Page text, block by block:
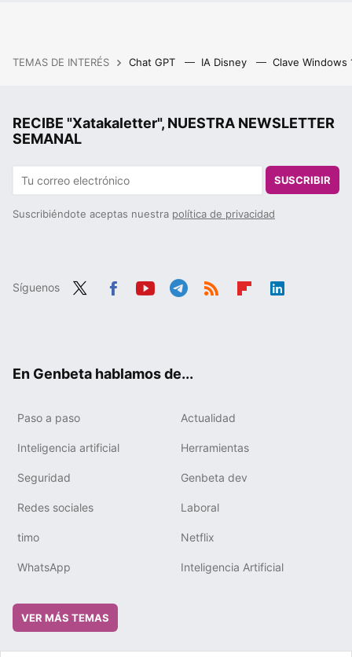
TEMAS DE INTERÉS Chat GPT IA Disney Clave Windows
RECIBE "Xatakaletter", NUESTRA NEWSLETTER
SEMANAL
SUSCRIBIR
Suscribiéndote aceptas nuestra política de privacidad
Síguenos
En Genbeta hablamos de...
Paso a paso Actualidad
Inteligencia artificial Herramientas
Seguridad Genbeta dev
Redes sociales Laboral
timo Netflix
WhatsApp Inteligencia Artificial
VER MÁS TEMAS